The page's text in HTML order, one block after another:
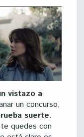
vistazo a
un concurso,
suerte.
quedes con